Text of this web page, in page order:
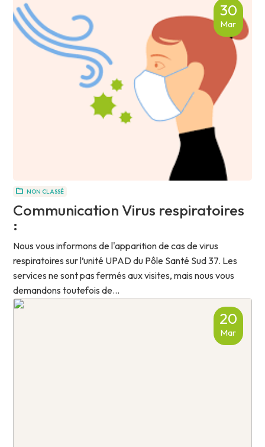
30
Mar
NON CLASSÉ
Communication Virus respiratoires
:
Nous vous informons de l'apparition de cas de virus
respiratoires sur l’unité UPAD du Pôle Santé Sud 37. Les
services ne sont pas fermés aux visites, mais nous vous
demandons toutefois de...
20
Mar